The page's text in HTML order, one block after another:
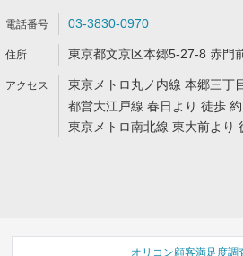
03-3830-0970
東京都文京区本郷5-27-8 赤門
東京メトロ丸ノ内線 本郷三丁
都営大江戸線 春日より 徒歩
東京メトロ南北線 東大前より
オリコン顧客満足度調